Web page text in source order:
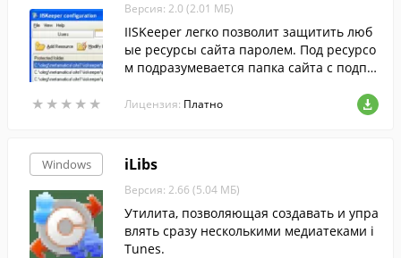
★ ★ ★ ★ ★
★ ★ ★ ★ ★
Версия: 2.0 (2.01 МБ)
IISKeeper легко позволит защитить люб
ые ресурсы сайта паролем. Под ресурсо
м подразумевается папка сайта с подпа
ы.
Лицензия: Платно
Windows iLibs
Версия: 2.66 (5.04 МБ)
Утилита, позволяющая создавать и упра
влять сразу несколькими медиатеками i
Tunes.